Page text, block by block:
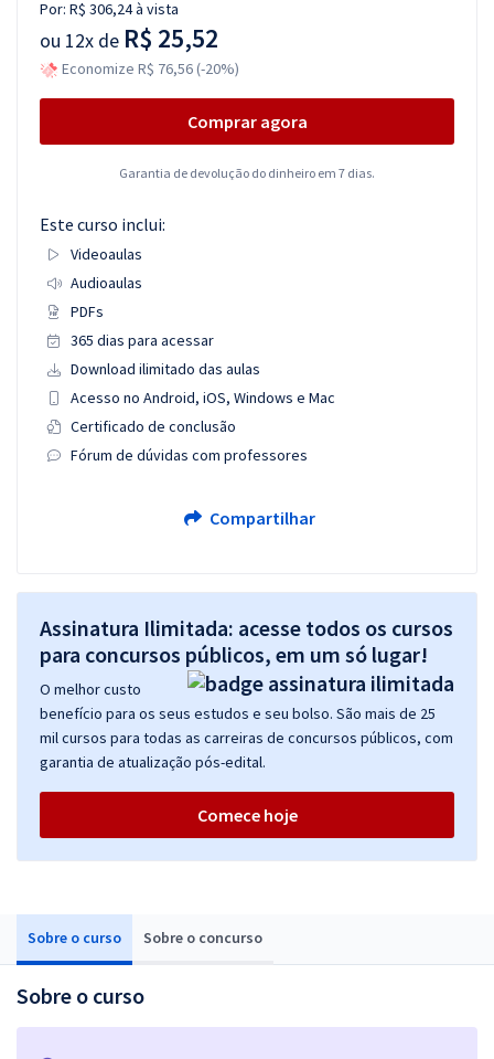
Sobre o curso Sobre o concurso
Sobre o curso
Por: R$ 306,24à vista
ou 12x de R$ 25,52
Economize R$ 76,56 (-20%)
Comprar agora
Garantia de devolução do dinheiro em 7 dias.
Este curso inclui:
Videoaulas
Audioaulas
PDFs
365 dias para acessar
Download ilimitado das aulas
Acesso no Android, iOS, Windows e Mac
Certificado de conclusão
Fórum de dúvidas com professores
Compartilhar
Assinatura Ilimitada: acesse todos os cursos
para concursos públicos, em um só lugar!
O melhor custo
benefício para os seus estudos e seu bolso. São mais de 25
mil cursos para todas as carreiras de concursos públicos, com
garantia de atualização pós-edital.
Comece hoje